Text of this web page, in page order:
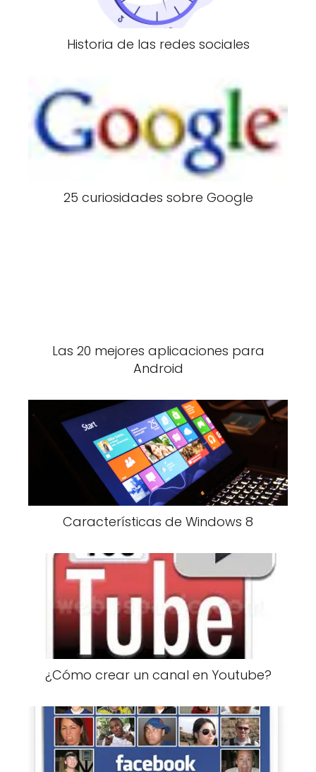
Historia de las redes sociales
25 curiosidades sobre Google
Las 20 mejores aplicaciones para
Android
Características de Windows 8
¿Cómo crear un canal en Youtube?